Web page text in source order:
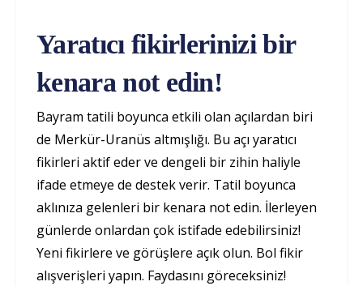
Yaratıcı fikirlerinizi bir
kenara not edin!
Bayram tatili boyunca etkili olan açılardan biri
de Merkür-Uranüs altmışlığı. Bu açı yaratıcı
fikirleri aktif eder ve dengeli bir zihin haliyle
ifade etmeye de destek verir. Tatil boyunca
aklınıza gelenleri bir kenara not edin. İlerleyen
günlerde onlardan çok istifade edebilirsiniz!
Yeni fikirlere ve görüşlere açık olun. Bol fikir
alışverişleri yapın. Faydasını göreceksiniz!